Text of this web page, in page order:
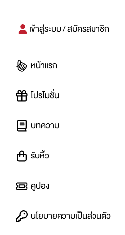
เข้าสู่ระบบ / สมัครสมาชิก
หน้าแรก
โปรโมชั่น
บทความ
รับหิ้ว
คูปอง
นโยบายความเป็นส่วนตัว
#
ปันโปร PUNPRO ที่ 1 ด้านโปรโมชัน
โปรโมชัน